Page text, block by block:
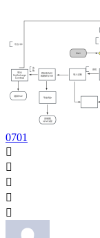
0701




